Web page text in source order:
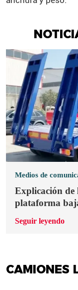
Medios de
Explicación de
plataforma
Seguir leyendo
CAMIONES